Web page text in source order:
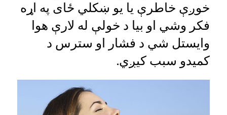
خوږې خاطرې یا یو ښکلي ځای په اړه
فکر وشي او بیا د خولې له لارې هوا
وایستل شي د فشار او سترس د
کمیدو سبب کیږي.